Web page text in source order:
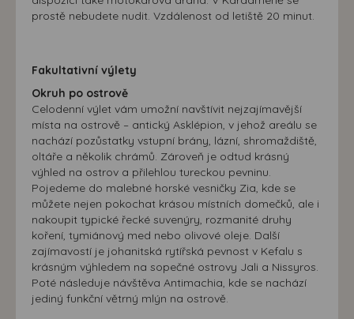
prostě nebudete nudit. Vzdálenost od letiště 20 minut.
Fakultativní výlety
Okruh po ostrově
Celodenní výlet vám umožní navštívit nejzajímavější
místa na ostrově – antický Asklépion, v jehož areálu se
nachází pozůstatky vstupní brány, lázní, shromaždiště,
oltáře a několik chrámů. Zároveň je odtud krásný
výhled na ostrov a přilehlou tureckou pevninu.
Pojedeme do malebné horské vesničky Zia, kde se
můžete nejen pokochat krásou místních domečků, ale i
nakoupit typické řecké suvenýry, rozmanité druhy
koření, tymiánový med nebo olivové oleje. Další
zajímavostí je johanitská rytířská pevnost v Kefalu s
krásným výhledem na sopečné ostrovy Jali a Nissyros.
Poté následuje návštěva Antimachia, kde se nachází
jediný funkční větrný mlýn na ostrově.
máme možnost vytvářet profily založené na Vašich
zájmech. Na základě těchto informací není zpravidla
souhlasu, nedojde k zobrazování obsahu a reklam